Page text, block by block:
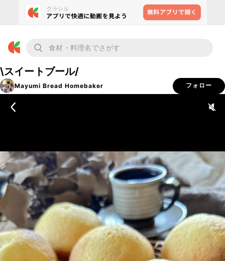
\スイートブール/
Mayumi Bread Homebaker フォロー